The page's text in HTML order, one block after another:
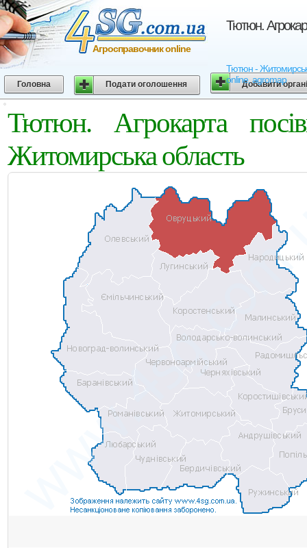
Тютюн.
Тютюн - Житомирська
online, agromap
Агросправочник online
Головна Подати оголошення Добавити
Тютюн. Агрокарта
Житомирська область